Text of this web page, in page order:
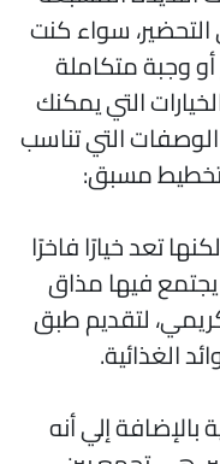
سواء كنت
متكاملة
التي يمكنك
التي تناسب
مسبق:
تعد خيارًا فاخرًا
فيها مذاق
لتقديم طبق
الغذائية.
إلي أنه